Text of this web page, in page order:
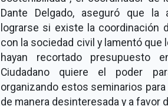
Dante Delgado, aseguró que la
lograrse si existe la coordinación
con la sociedad civil y lamentó
hayan recortado presupuesto
Ciudadano quiere el poder
organizando estos seminarios
de manera desinteresada y a favor